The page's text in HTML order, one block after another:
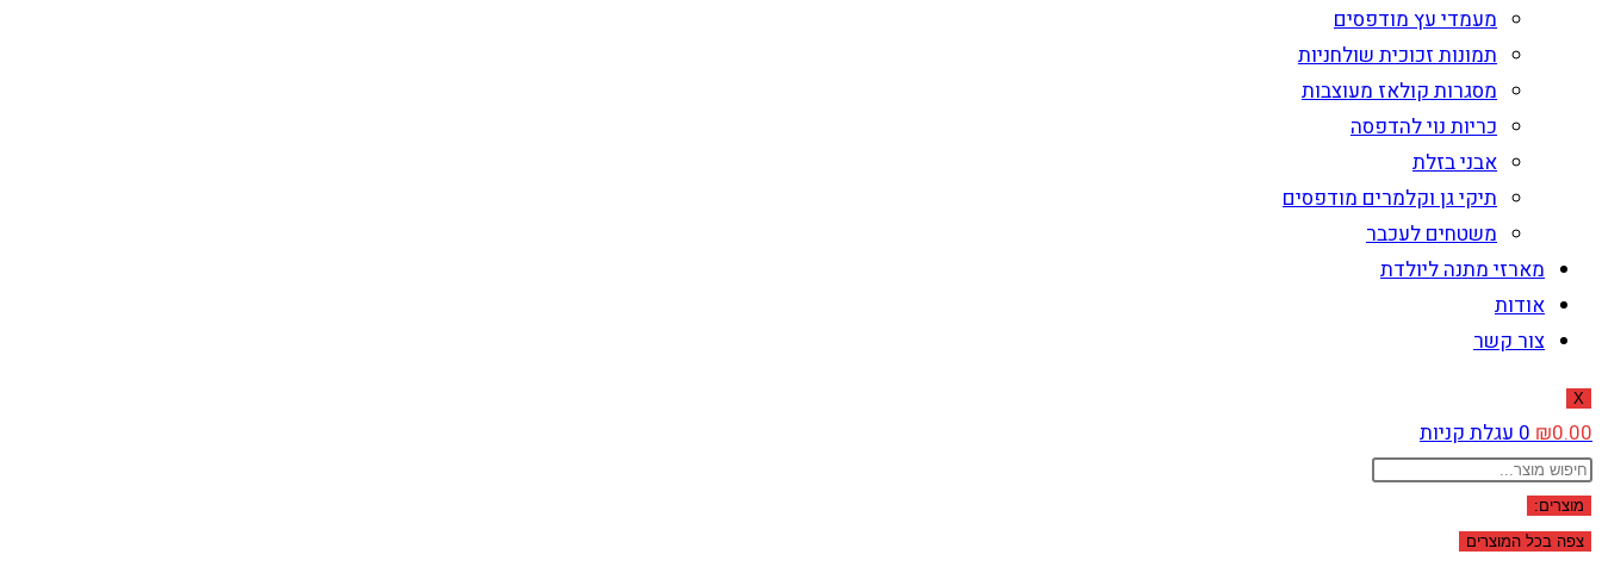
מעמדי עץ מודפסים
תמונות זכוכית שולחניות
מסגרות קולאז מעוצבות
כריות נוי להדפסה
אבני בזלת
תיקי גן וקלמרים מודפסים
משטחים לעכבר
מארזי מתנה ליולדת
אודות
צור קשר
X
₪0.00
0עגלת קניות
Search
...מוצרים:
צפה בכל המוצרים